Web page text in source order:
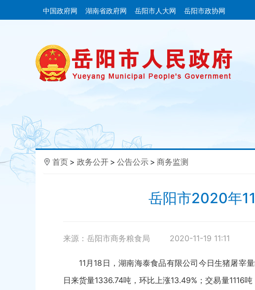
中国政府网 湖南省政府网 岳阳市人大网 岳阳市政协网
首页 > 政务公开 > 公告公示 > 商务监测
岳阳市2020年
来源：岳阳市商务粮食局 2020-11-19 11:11
11月18日，湖南海泰食品有限公司今日生猪屠
日来货量1336.74吨，环比上涨13.49%；交易量1116